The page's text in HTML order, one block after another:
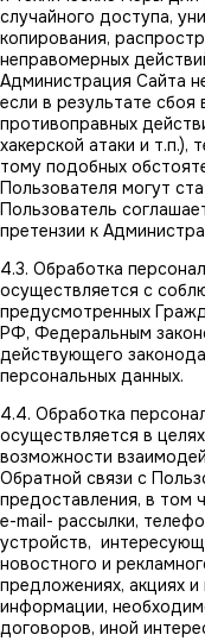
случайного доступа,
копирования,
неправомерных
Администрация Сайта
если в результате
противоправных
хакерской атаки и т.п.),
тому подобных
Пользователя могут
Пользователь
претензии к
4.3. Обработка
осуществляется с
предусмотренных
РФ, Федеральным
действующего
персональных данных.
4.4. Обработка
осуществляется в
возможности
Обратной связи с
предоставления, в том
e-mail- рассылки,
устройств,
новостного и
предложениях, акциях
информации,
договоров, иной